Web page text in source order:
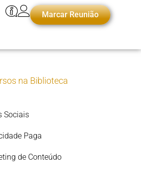
Marcar Reunião
na Biblioteca
Sociais
Paga
de Conteúdo